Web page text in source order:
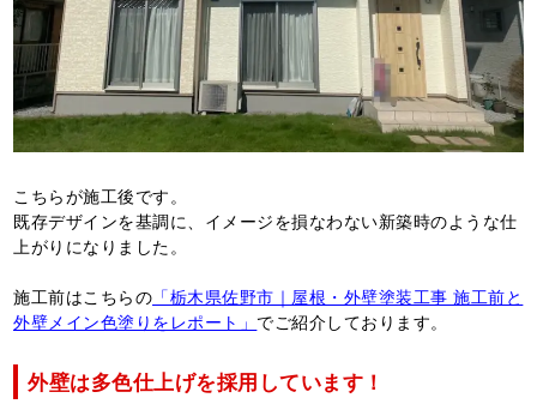
こちらが施工後です。
既存デザインを基調に、イメージを損なわない新築時のような仕
上がりになりました。
施工前はこちらの 「栃木県佐野市｜屋根・外壁塗装工事 施工前と
外壁メイン色塗りをレポート」 でご紹介しております。
外壁は多色仕上げを採用しています！